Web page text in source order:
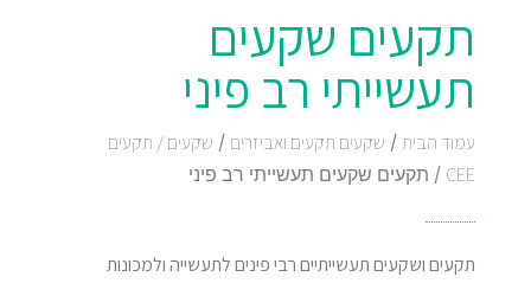
תקעים שקעים
תעשייתי רב פיני
עמוד הבית / שקעים תקעים ואביזרים / שקעים / תקעים
CEE / תקעים שקעים תעשייתי רב פיני
תקעים ושקעים תעשייתיים רבי פינים לתעשייה ולמכונות